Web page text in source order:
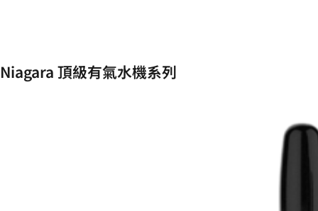
Niagara 頂級有氣水機系列